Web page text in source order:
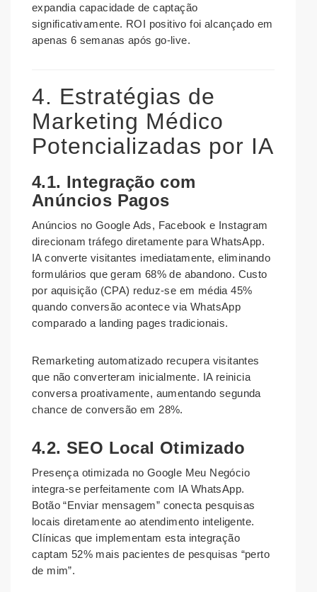
expandia capacidade de captação
significativamente. ROI positivo foi alcançado em
apenas 6 semanas após go-live.
4. Estratégias de
Marketing Médico
Potencializadas por IA
4.1. Integração com
Anúncios Pagos
Anúncios no Google Ads, Facebook e Instagram
direcionam tráfego diretamente para WhatsApp.
IA converte visitantes imediatamente, eliminando
formulários que geram 68% de abandono. Custo
por aquisição (CPA) reduz-se em média 45%
quando conversão acontece via WhatsApp
comparado a landing pages tradicionais.
Remarketing automatizado recupera visitantes
que não converteram inicialmente. IA reinicia
conversa proativamente, aumentando segunda
chance de conversão em 28%.
4.2. SEO Local Otimizado
Presença otimizada no Google Meu Negócio
integra-se perfeitamente com IA WhatsApp.
Botão “Enviar mensagem” conecta pesquisas
locais diretamente ao atendimento inteligente.
Clínicas que implementam esta integração
captam 52% mais pacientes de pesquisas “perto
de mim”.